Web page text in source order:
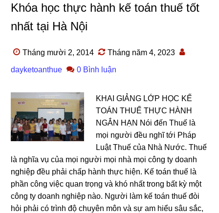
Khóa học thực hành kế toán thuế tốt
nhất tại Hà Nội
Tháng mười 2, 2014 Tháng năm 4, 2023
dayketoanthue 0 Bình luận
KHAI GIẢNG LỚP HỌC KẾ
TOÁN THUẾ THỰC HÀNH
NGẮN HẠN Nói đến Thuế là
mọi người đều nghĩ tới Pháp
Luật Thuế của Nhà Nước. Thuế
là nghĩa vụ của mọi người mọi nhà mọi công ty doanh
nghiệp đều phải chấp hành thực hiện. Kế toán thuế là
phần công việc quan trọng và khó nhất trong bất kỳ một
công ty doanh nghiệp nào. Người làm kế toán thuế đòi
hỏi phải có trình độ chuyên môn và sự am hiểu sâu sắc,